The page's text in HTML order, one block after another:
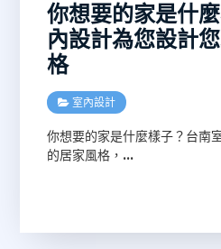
你想要的家是什
內設計為您設計
格
室內設計
你想要的家是什麼樣子？台南
的居家風格， …